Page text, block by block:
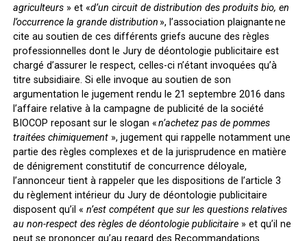
agriculteurs » et «d’un circuit de distribution des produits bio, en
l’occurrence la grande distribution », l’association plaignante ne
cite au soutien de ces différents griefs aucune des règles
professionnelles dont le Jury de déontologie publicitaire est
chargé d’assurer le respect, celles-ci n’étant invoquées qu’à
titre subsidiaire. Si elle invoque au soutien de son
argumentation le jugement rendu le 21 septembre 2016 dans
l’affaire relative à la campagne de publicité de la société
BIOCOP reposant sur le slogan «n’achetez pas de pommes
traitées chimiquement», jugement qui rappelle notamment une
partie des règles complexes et de la jurisprudence en matière
de dénigrement constitutif de concurrence déloyale,
l’annonceur tient à rappeler que les dispositions de l’article 3
du règlement intérieur du Jury de déontologie publicitaire
disposent qu’il « n’est compétent que sur les questions relatives
au non-respect des règles de déontologie publicitaire » et qu’il ne
peut se prononcer qu’au regard des Recommandations